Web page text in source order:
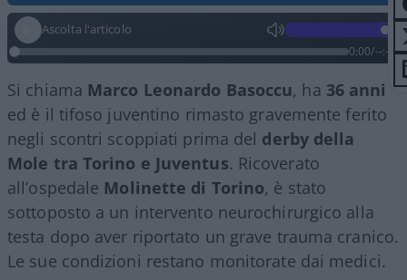
Ascolta l'articolo
0:00/--:--
Si chiama Marco Leonardo Basoccu, ha 36 anni
ed è il tifoso juventino rimasto gravemente ferito
negli scontri scoppiati prima del derby della
Mole tra Torino e Juventus. Ricoverato
all’ospedale Molinette di Torino, è stato
sottoposto a un intervento neurochirurgico alla
testa dopo aver riportato un grave trauma cranico.
Le sue condizioni restano monitorate dai medici.